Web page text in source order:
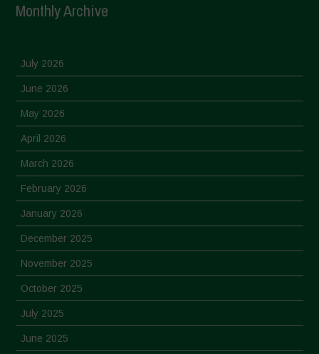
Monthly Archive
July 2026
June 2026
May 2026
April 2026
March 2026
February 2026
January 2026
December 2025
November 2025
October 2025
July 2025
June 2025